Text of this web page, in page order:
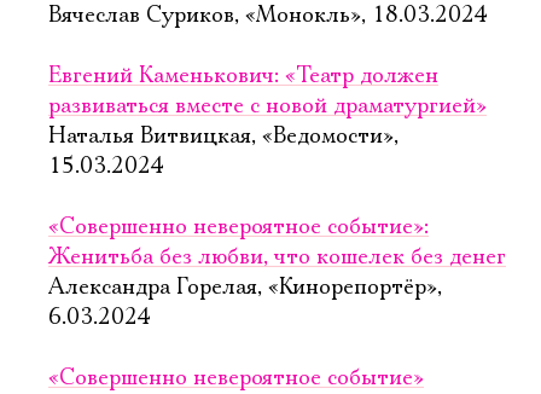
Вячеслав Суриков, «Монокль», 18.03.2024
Евгений Каменькович: «Театр должен
развиваться вместе с новой драматургией»
Наталья Витвицкая, «Ведомости»,
15.03.2024
«Совершенно невероятное событие»:
Женитьба без любви, что кошелек без денег
Александра Горелая, «Кинорепортёр»,
6.03.2024
«Совершенно невероятное событие»